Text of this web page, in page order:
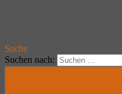
Suche
Suchen nach: